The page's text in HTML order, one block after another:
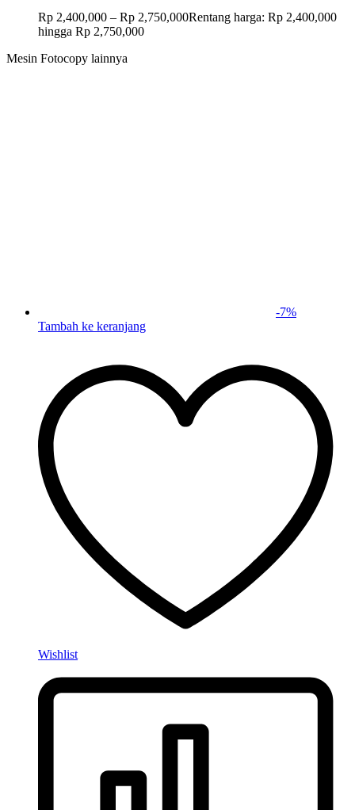
Rp 2,400,000 – Rp 2,750,000Rentang harga: Rp 2,400,000
hingga Rp 2,750,000
Mesin Fotocopy lainnya
-7%
Tambah ke keranjang
Wishlist